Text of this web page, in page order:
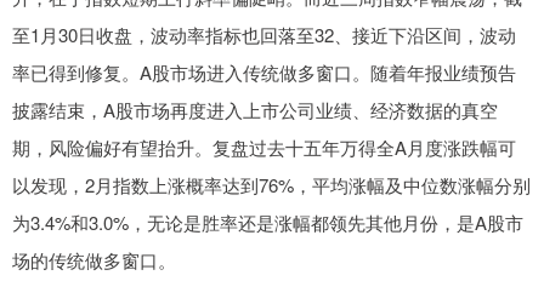
至1月30日收盘，波动率指标也回落至32、接近下沿区间，波动
率已得到修复。A股市场进入传统做多窗口。随着年报业绩预告
披露结束，A股市场再度进入上市公司业绩、经济数据的真空
期，风险偏好有望抬升。复盘过去十五年万得全A月度涨跌幅可
以发现，2月指数上涨概率达到76%，平均涨幅及中位数涨幅分别
为3.4%和3.0%，无论是胜率还是涨幅都领先其他月份，是A股市
场的传统做多窗口。